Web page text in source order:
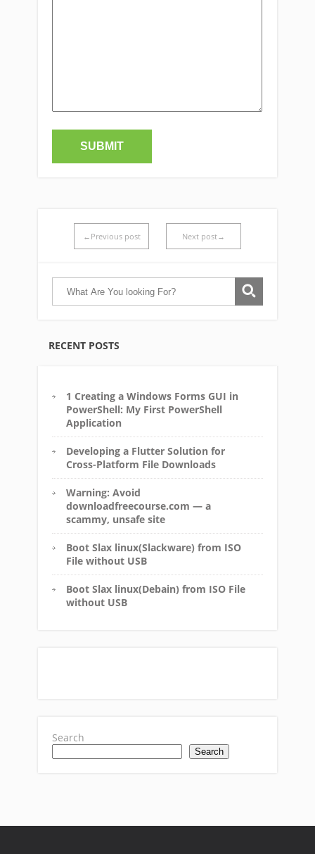
←Previous post Next post→
RECENT POSTS
1 Creating a Windows Forms GUI in
PowerShell: My First PowerShell
Application
Developing a Flutter Solution for
Cross-Platform File Downloads
Warning: Avoid
downloadfreecourse.com — a
scammy, unsafe site
Boot Slax linux(Slackware) from ISO
File without USB
Boot Slax linux(Debain) from ISO File
without USB
Search
Search